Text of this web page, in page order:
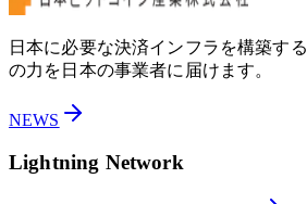
日本に必要な決済インフラを構築す
の力を日本の事業者に届けます。
NEWS
Lightning Network